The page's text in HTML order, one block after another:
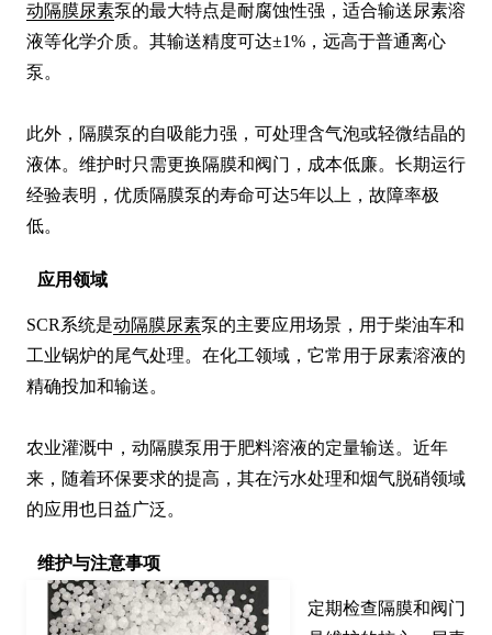
动隔膜尿素泵的最大特点是耐腐蚀性强，适合输送尿素溶
液等化学介质。其输送精度可达±1%，远高于普通离心
泵。
此外，隔膜泵的自吸能力强，可处理含气泡或轻微结晶的
液体。维护时只需更换隔膜和阀门，成本低廉。长期运行
经验表明，优质隔膜泵的寿命可达5年以上，故障率极
低。
应用领域
SCR系统是动隔膜尿素泵的主要应用场景，用于柴油车和
工业锅炉的尾气处理。在化工领域，它常用于尿素溶液的
精确投加和输送。
农业灌溉中，动隔膜泵用于肥料溶液的定量输送。近年
来，随着环保要求的提高，其在污水处理和烟气脱硝领域
的应用也日益广泛。
维护与注意事项
定期检查隔膜和阀门